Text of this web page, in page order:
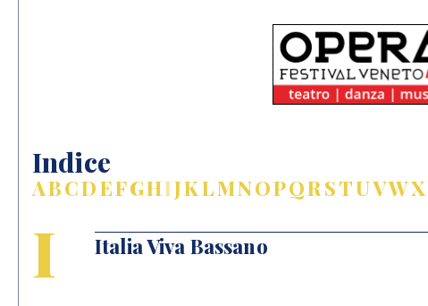
Indice
ABCDEFGHIJKLMNOPQRSTUVWX
I Italia Viva Bassano